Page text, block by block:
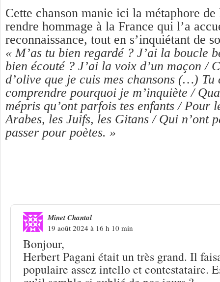
Cette chanson manie ici la métaphore
rendre hommage à la France qui l’a
reconnaissance, tout en s’inquiétant de
« M’as tu bien regardé ? J’ai la boucle
bien écouté ? J’ai la voix d’un maçon /
d’olive que je cuis mes chansons (…) Tu
comprendre pourquoi je m’inquiète /
mépris qu’ont parfois tes enfants / Pour
Arabes, les Juifs, les Gitans / Qui n’ont
passer pour poètes. »
Minet Chantal
19 août 2024 à 16 h 10 min
Bonjour,
Herbert Pagani était un très grand. Il
populaire assez intello et contestataire.